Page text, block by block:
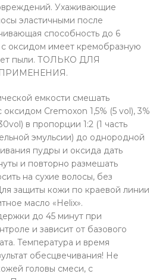
Ухаживающие
эластичными после
способность до 6
оксидом имеет кремобразную
пыли. ТОЛЬКО ДЛЯ
емкости смешать
Cremoxon 1,5% (5 vol), 3%
в пропорции 1:2 (1 часть
эмульсии) до однородной
пудры и оксида дать
и повторно размешать
на сухие волосы, без
защиты кожи по краевой линии
масло «Helix».
до 45 минут при
и зависит от базового
Температура и время
обесцвечивания! Не
головы смеси, с